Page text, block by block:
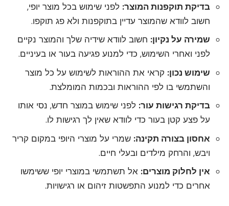
בדיקת תוקפנות המוצר: לפני שימוש בכל מוצר יופי,
חשוב לוודא שהמוצר עדיין בתוקפנות ולא פג תוקפו.
שמירה על נקיון: חשוב לוודא שידיה שלך והמוצר נקיים
לפני ואחרי השימוש, כדי למנוע פגיעה בעור או בעיניים.
שימוש נכון: קראי את ההוראות לשימוש על כל מוצר
והשתמשי בו לפי ההוראות ובכמות המומלצת.
בדיקת רגישות עור: לפני שימוש במוצר חדש, נסי אותו
על פצע קטן בעור כדי לוודא שאין לך רגישות לו.
אחסון בצורה תקינה: שמרי על מוצרי היופי במקום קריר
ויבש, והרחק מילדים ובעלי חיים.
אין לחלוק מוצרים: אל תשתמשי במוצרי יופי ששימשו
אחרים כדי למנוע התפשטות זיהום או רגישויות.